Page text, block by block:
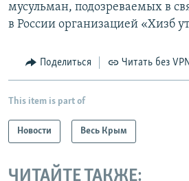
мусульман, подозреваемых в
в России организацией «Хизб
Поделиться Читать без
This item is part of
Новости Весь Крым
ЧИТАЙТЕ ТАКЖЕ: